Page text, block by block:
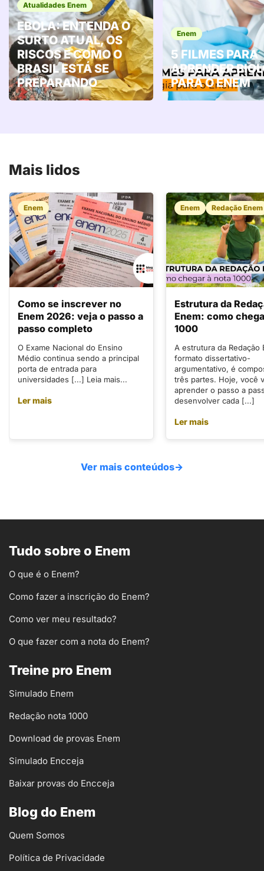
Atualidades Enem
EBOLA: ENTENDA O
SURTO ATUAL, OS
RISCOS E COMO O
BRASIL ESTÁ SE
PREPARANDO
Enem
5 FILMES PARA
APRENDER
PARA O ENEM
Mais lidos
Enem
Como se inscrever no
Enem 2026: veja o passo a
passo completo
O Exame Nacional do Ensino
Médio continua sendo a principal
porta de entrada para
universidades [...] Leia mais...
Ler mais
Enem Redação Enem
Estrutura da
Enem: como
1000
A estrutura da Redação
formato dissertativo-
argumentativo, é
três partes. Hoje, você
aprender o passo a
desenvolver cada [...]
Ler mais
Ver mais conteúdos→
Tudo sobre o Enem
O que é o Enem?
Como fazer a inscrição do Enem?
Como ver meu resultado?
O que fazer com a nota do Enem?
Treine pro Enem
Simulado Enem
Redação nota 1000
Download de provas Enem
Simulado Encceja
Baixar provas do Encceja
Blog do Enem
Quem Somos
Política de Privacidade